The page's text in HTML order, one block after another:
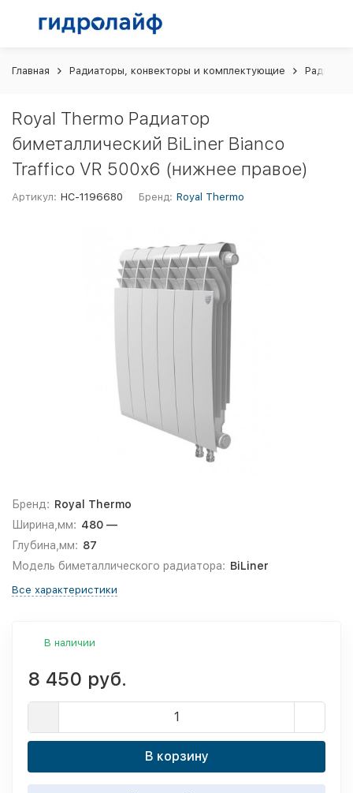
Главная Радиаторы, конвекторы и комплектующие
Royal Thermo Радиатор
биметаллический BiLiner Bianco
Traffico VR 500х6 (нижнее правое)
Артикул: НС-1196680 Бренд: Royal Thermo
Бренд: Royal Thermo
Ширина,мм: 480 —
Глубина,мм: 87
Модель биметаллического радиатора: BiLiner
Все характеристики
В наличии
8 450 руб.
В корзину